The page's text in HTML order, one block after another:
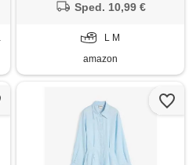
con tasche casual mare
comodo elegante 2026
Sped. 10,99 €
L M
amazon